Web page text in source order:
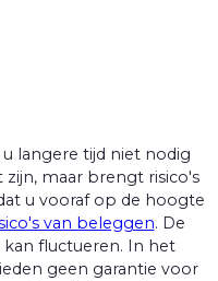
langere tijd niet nodig
maar brengt risico's
u vooraf op de hoogte
van beleggen. De
fluctueren. In het
geen garantie voor